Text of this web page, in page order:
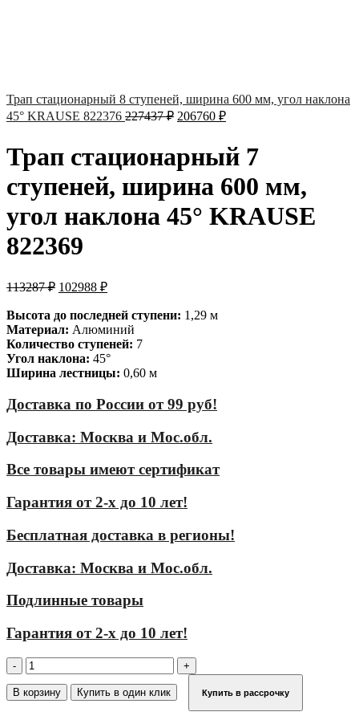
Трап стационарный 8 ступеней, ширина 600 мм, угол наклона
45° KRAUSE 822376 227437₽ 206760 ₽
Трап стационарный 7
ступеней, ширина 600 мм,
угол наклона 45° KRAUSE
822369
113287₽ 102988 ₽
Высота до последней ступени: 1,29 м
Материал: Алюминий
Количество ступеней: 7
Угол наклона: 45°
Ширина лестницы: 0,60 м
Доставка по России от 99 руб!
Доставка: Москва и Мос.обл.
Все товары имеют сертификат
Гарантия от 2-х до 10 лет!
Бесплатная доставка в регионы!
Доставка: Москва и Мос.обл.
Подлинные товары
Гарантия от 2-х до 10 лет!
Количество
товара
Трап
В корзину Купить в один клик Купить в рассрочку